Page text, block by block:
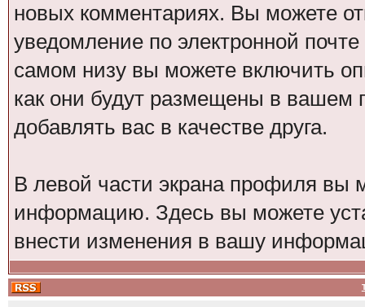
новых комментариях. Вы можете
уведомление по электронной
самом низу вы можете включить
как они будут размещены в вашем
добавлять вас в качестве друга.
В левой части экрана профиля вы
информацию. Здесь вы можете
внести изменения в вашу